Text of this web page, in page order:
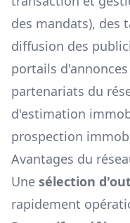
des mandats), des
diffusion des
portails
partenariats du
d'estimation
prospection
Avantages du
Une sélection
rapidement